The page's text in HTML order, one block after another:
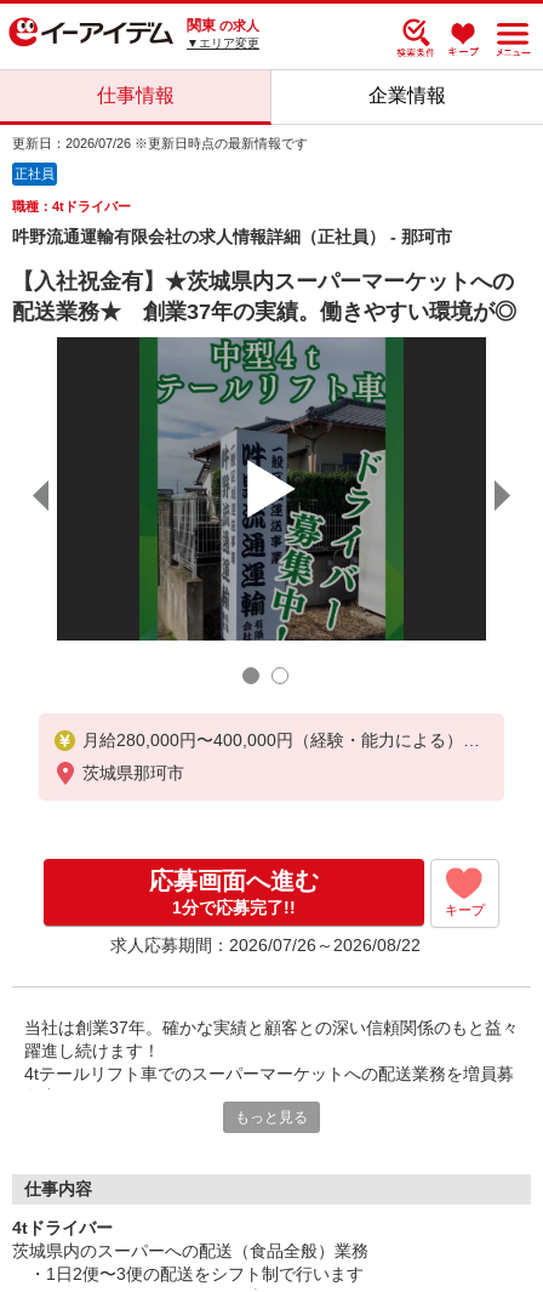
関東 の求人
▼エリア変更
仕事情報 企業情報
更新日：2026/07/26 ※更新日時点の最新情報です
正社員
職種：4tドライバー
吽野流通運輸有限会社の求人情報詳細（正社員） - 那珂市
【入社祝金有】★茨城県内スーパーマーケットへの
配送業務★ 創業37年の実績。働きやすい環境が◎
月給280,000円〜400,000円（経験・能力による）
※一律手当（休日、皆勤、家族、無事故、残業）含
む
2ヶ月目の給与支給日に合算支給。）
茨城県那珂市
応募画面へ進む
1分で応募完了!! キープ
求人応募期間：2026/07/26～2026/08/22
当社は創業37年。確かな実績と顧客との深い信頼関係のもと益々
躍進し続けます！
4tテールリフト車でのスーパーマーケットへの配送業務を増員募
吽野流通運輸の仕事は、茨城県内のスーパーマーケットへ食品を
心。体への負担を抑えながら、日々の生活リズムを整えられま
す。
皆勤や無事故、家族に関する制度もあり、「ちゃんと続けてきた
もっと見る
仕事内容
4tドライバー
茨城県内のスーパーへの配送（食品全般）業務
・1日2便〜3便の配送をシフト制で行います